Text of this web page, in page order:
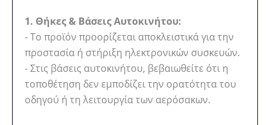
1. Θήκες & Βάσεις Αυτοκινήτου:
- Το προϊόν προορίζεται αποκλειστικά για την
προστασία ή στήριξη ηλεκτρονικών συσκευών.
- Στις βάσεις αυτοκινήτου, βεβαιωθείτε ότι η
τοποθέτηση δεν εμποδίζει την ορατότητα του
οδηγού ή τη λειτουργία των αερόσακων.